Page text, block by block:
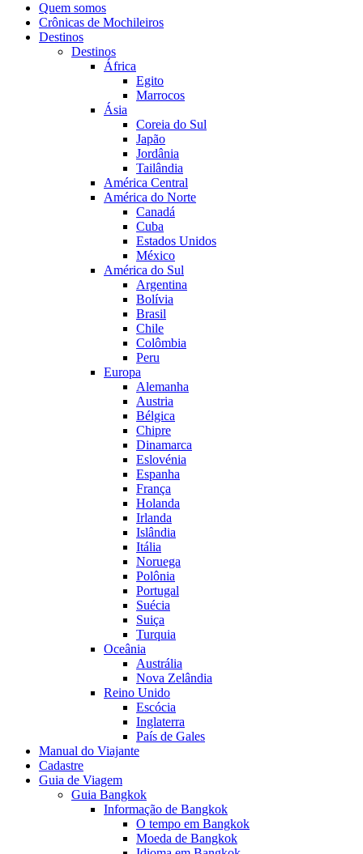
Quem somos
Crônicas de Mochileiros
Destinos
Destinos
África
Egito
Marrocos
Ásia
Coreia do Sul
Japão
Jordânia
Tailândia
América Central
América do Norte
Canadá
Cuba
Estados Unidos
México
América do Sul
Argentina
Bolívia
Brasil
Chile
Colômbia
Peru
Europa
Alemanha
Austria
Bélgica
Chipre
Dinamarca
Eslovénia
Espanha
França
Holanda
Irlanda
Islândia
Itália
Noruega
Polônia
Portugal
Suécia
Suiça
Turquia
Oceânia
Austrália
Nova Zelândia
Reino Unido
Escócia
Inglaterra
País de Gales
Manual do Viajante
Cadastre
Guia de Viagem
Guia Bangkok
Informação de Bangkok
O tempo em Bangkok
Moeda de Bangkok